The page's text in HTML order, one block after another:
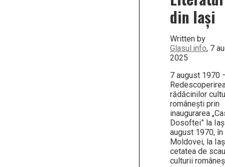
din Iași
Written by
Glasul.info, 7
2025
7 august 1970
rădăcinilor
românești prin
inaugurarea
Dosoftei” la
august 1970, în
Moldovei, la
cetatea de
culturii